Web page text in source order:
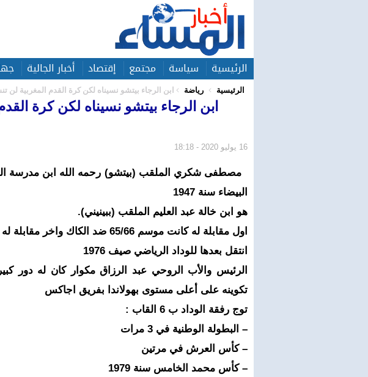
الرئيسية سياسة مجتمع إقتصاد أخبار الجالية
الرئيسية رياضة ابن الرجاء بيتشو نسيناه لكن كرة القدم المغربية لن
ابن الرجاء بيتشو نسيناه لكن كرة
16 يوليو 2020 - 18:18
مصطفى شكري الملقب (بيتشو) رحمه الله ابن مدرسة
البيضاء سنة 1947
هو ابن خالة عبد العليم الملقب (ببينيني).
اول مقابلة له كانت موسم 65/66 ضد الكاك واخر مقابلة له ضد الماص موسم 75/76.
انتقل بعدها للوداد الرياضي صيف 1976
الرئيس والأب الروحي عبد الرزاق مكوار كان له دور
تكوينه على أعلى مستوى بهولاندا بفريق اجاكس
توج رفقة الوداد ب 6 القاب :
– البطولة الوطنية في 3 مرات
– كأس العرش في مرتين
– كأس محمد الخامس سنة 1979